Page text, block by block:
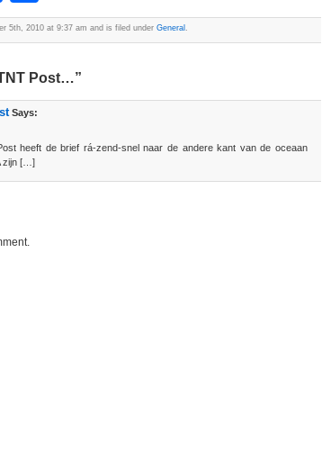
5th, 2010 at 9:37 am and is filed under General .
Post…”
Says:
heeft de brief rá-zend-snel naar de andere kant van de oceaan
zijn […]